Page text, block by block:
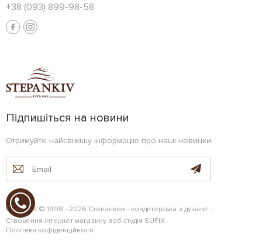
+38 (093) 899-98-58
Підпишіться на новини
Отримуйте найсвіжішу інформацію про наші новинки
Copyright © 1998 - 2026 Степанків» - кондитерська з душею! -
Створення інтернет магазину веб студія SUFIX
Політика кофіденційності